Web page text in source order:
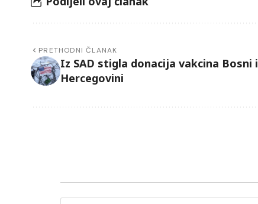
PRETHODNI ČLANAK
Iz SAD stigla donacija vakcina Bosni i
Hercegovini